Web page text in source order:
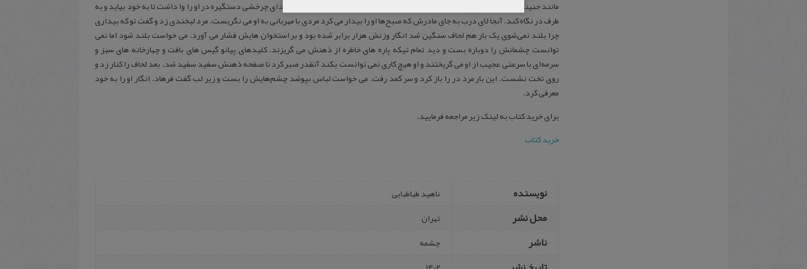
مانند جنینی در زهدان جمع کرد و دوباره به یاد انار خشکیده افتاد. بعد از چند ثانیه صدای چرخشی دستگیره‌ در او را وا داشت تا به خود بیاید و به
طرف در نگاه کند. آنجا لای درب به جای مادرش که صبح‌ها او را بیدار می کرد مردی با مهربانی به او می نگریست. مرد لبخندی زد و گفت تو که بیداری
چرا بلند نمی‌شوی یک بار هم لحاف سنگین شد انگار وزنش هزار برابر شده بود و بر استخوان هایش فشار می آورد. می خواست بلند شود اما نمی
توانست چشمانش را دوباره بست و دید تمام تیکه پاره های خاطره از ذهنش می گریزند. کلیدهای پیانو گیس های بافت و چهارخانه های سبز و
سرمه‌ای با سرعتی عجیب از او می گریختند و او هیچ کاری نمی توانست بکند آنقدر صبر کرد تا صفحه ذهنش سفید سفید شد. بعد لحاف را کنار زد و
روی تخت نشست. این بار مرد در را باز کرد و سر کمد رفت. می خواست لباس بپوشد چشم‌هایش را بست و زیر لب گفت فرهاد. انگار او را به خود
معرفی کرد.
برای خرید کتاب به لینک زیر مراجعه فرمایید.
خرید کتاب
نویسنده ناهید طباطبایی
محل نشر تهران
ناشر چشمه